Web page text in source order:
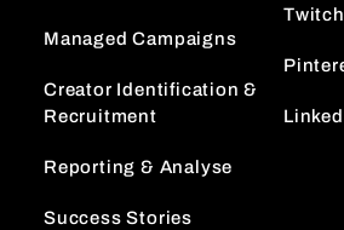
Managed Campaigns
Creator Identification &
Recruitment
Reporting & Analyse
Success Stories
Twitch